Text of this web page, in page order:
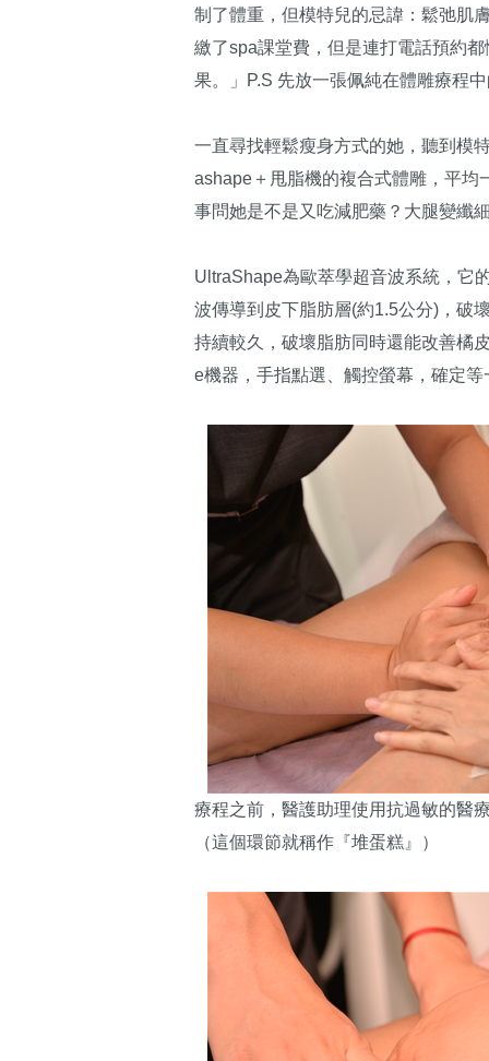
制了體重，但模特兒的忌諱：鬆弛肌
繳了spa課堂費，但是連打電話預約
果。」P.S 先放一張佩純在體雕療程
一直尋找輕鬆瘦身方式的她，聽到模
ashape＋甩脂機的複合式體雕，平均
事問她是不是又吃減肥藥？大腿變纖
UltraShape為歐萃學超音波系統，它
波傳導到皮下脂肪層(約1.5公分)，破
持續較久，破壞脂肪同時還能改善橘
e機器，手指點選、觸控螢幕，確定
療程之前，醫護助理使用抗過敏的醫
（這個環節就稱作『堆蛋糕』）